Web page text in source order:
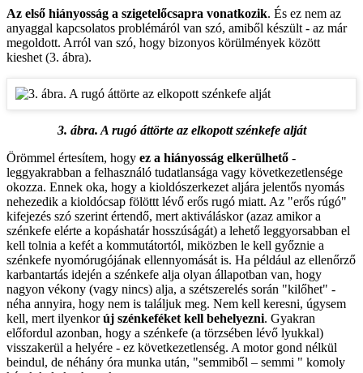
Az első hiányosság a szigetelőcsapra vonatkozik. És ez nem az
anyaggal kapcsolatos problémáról van szó, amiből készült - az már
megoldott. Arról van szó, hogy bizonyos körülmények között
kieshet (3. ábra).
3. ábra. A rugó áttörte az elkopott szénkefe alját
Örömmel értesítem, hogy ez a hiányosság elkerülhető -
leggyakrabban a felhasználó tudatlansága vagy következetlensége
okozza. Ennek oka, hogy a kioldószerkezet aljára jelentős nyomás
nehezedik a kioldócsap fölöttt lévő erős rugó miatt. Az "erős rúgó"
kifejezés szó szerint értendő, mert aktiváláskor (azaz amikor a
szénkefe elérte a kopáshatár hosszúságát) a lehető leggyorsabban el
kell tolnia a kefét a kommutátortól, miközben le kell győznie a
szénkefe nyomórugójának ellennyomását is. Ha például az ellenőrző
karbantartás idején a szénkefe alja olyan állapotban van, hogy
nagyon vékony (vagy nincs) alja, a szétszerelés során "kilőhet" -
néha annyira, hogy nem is találjuk meg. Nem kell keresni, úgysem
kell, mert ilyenkorúj szénkeféket kell behelyezni. Gyakran
előfordul azonban, hogy a szénkefe (a törzsében lévő lyukkal)
visszakerül a helyére - ez következetlenség. A motor gond nélkül
beindul, de néhány óra munka után, "semmiből – semmi " komoly